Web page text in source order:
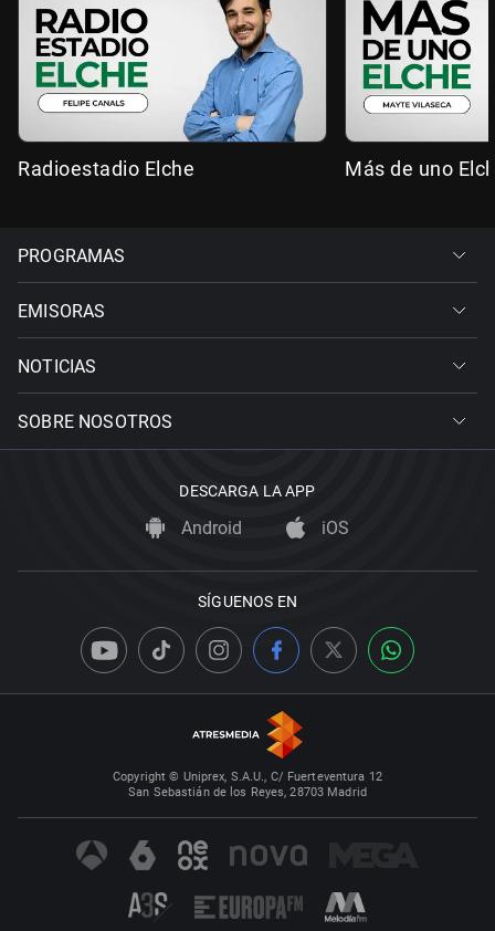
Radioestadio Elche Más de uno
PROGRAMAS
EMISORAS
NOTICIAS
SOBRE NOSOTROS
DESCARGA LA APP
Android iOS
SÍGUENOS EN
Copyright © Uniprex, S.A.U., C/ Fuerteventura 12
San Sebastián de los Reyes, 28703 Madrid